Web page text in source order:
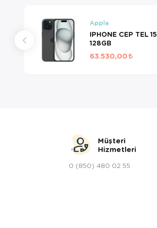
Apple
IPHONE CEP TEL 15
128GB
63.530,00
Müşteri
Hizmetleri
0 (850) 480 02 55